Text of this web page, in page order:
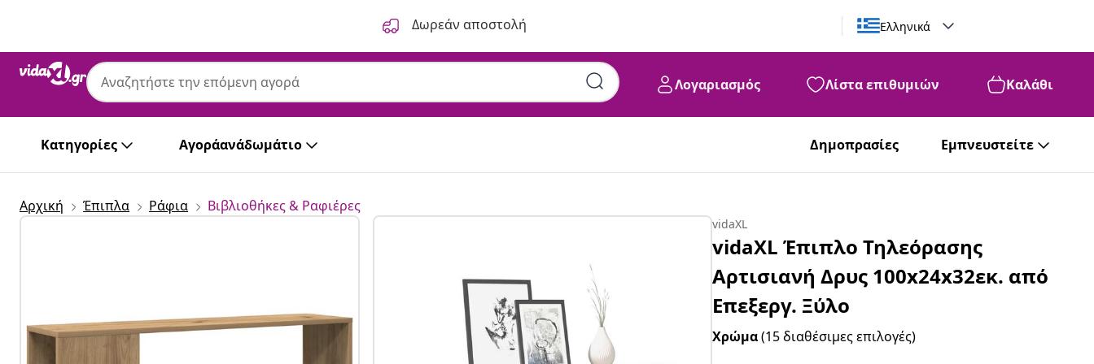
Δωρεάν αποστολή Ελληνικά
Λογαριασμός Λίστα επιθυμιών Καλάθι
Κατηγορίες Αγοράανάδωμάτιο Δημοπρασίες Εμπνευστείτε
Αρχική Έπιπλα Ράφια Βιβλιοθήκες & Ραφιέρες
vidaXL
vidaXL Έπιπλο Τηλεόρασης
Αρτισιανή Δρυς 100x24x32εκ. από
Επεξεργ. Ξύλο
Χρώμα(15 διαθέσιμες επιλογές)